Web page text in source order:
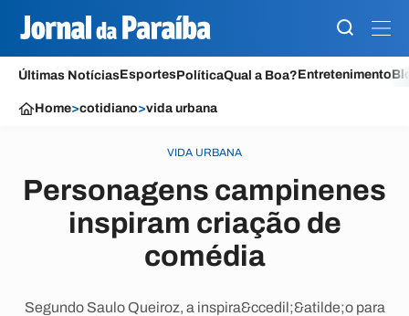
Últimas NotíciasEsportesPolíticaQual a Boa?Entretenimento
Home>cotidiano>vida urbana
VIDA URBANA
Personagens campinenes
inspiram criação de
comédia
Segundo Saulo Queiroz, a inspira&ccedil;&atilde;o para